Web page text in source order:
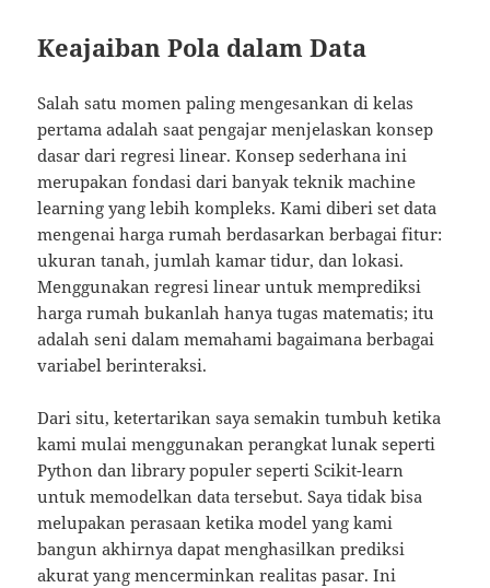
Keajaiban Pola dalam Data
Salah satu momen paling mengesankan di kelas
pertama adalah saat pengajar menjelaskan konsep
dasar dari regresi linear. Konsep sederhana ini
merupakan fondasi dari banyak teknik machine
learning yang lebih kompleks. Kami diberi set data
mengenai harga rumah berdasarkan berbagai fitur:
ukuran tanah, jumlah kamar tidur, dan lokasi.
Menggunakan regresi linear untuk memprediksi
harga rumah bukanlah hanya tugas matematis; itu
adalah seni dalam memahami bagaimana berbagai
variabel berinteraksi.
Dari situ, ketertarikan saya semakin tumbuh ketika
kami mulai menggunakan perangkat lunak seperti
Python dan library populer seperti Scikit-learn
untuk memodelkan data tersebut. Saya tidak bisa
melupakan perasaan ketika model yang kami
bangun akhirnya dapat menghasilkan prediksi
akurat yang mencerminkan realitas pasar. Ini